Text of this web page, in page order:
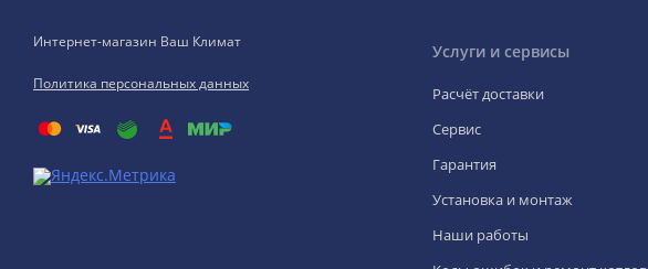
Интернет-магазин Ваш Климат
Политика персональных данных
Услуги и сервисы
Расчёт доставки
Сервис
Гарантия
Установка и монтаж
Наши работы